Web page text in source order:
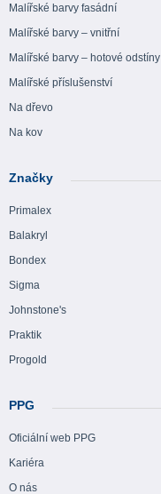
Malířské barvy fasádní
Malířské barvy – vnitřní
Malířské barvy – hotové odstíny
Malířské příslušenství
Na dřevo
Na kov
Značky
Primalex
Balakryl
Bondex
Sigma
Johnstone's
Praktik
Progold
PPG
Oficiální web PPG
Kariéra
O nás